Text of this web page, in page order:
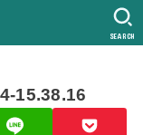
SEARCH
15.38.16